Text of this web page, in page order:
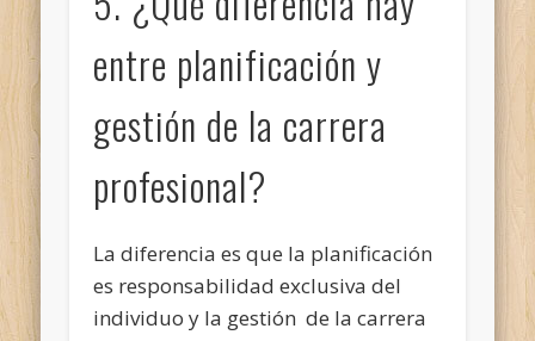
entre planificación y
gestión de la carrera
profesional?
La diferencia es que la planificación
es responsabilidad exclusiva del
individuo y la gestión de la carrera